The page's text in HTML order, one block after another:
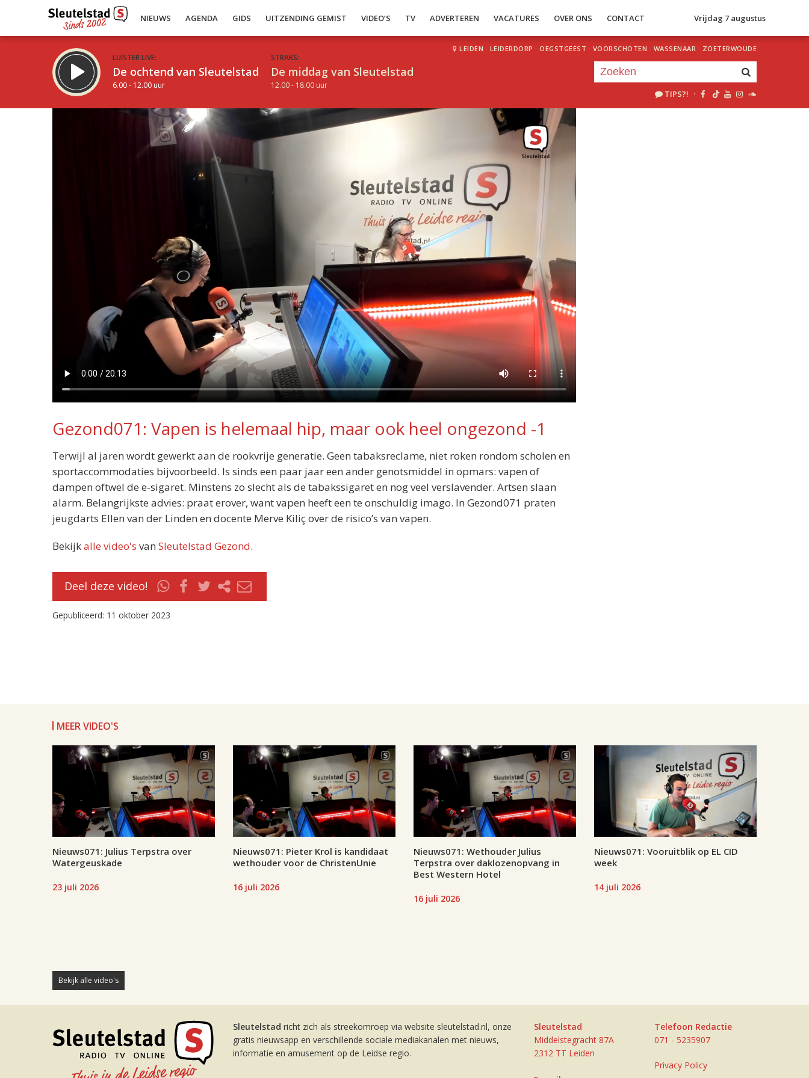
NIEUWS AGENDA GIDS UITZENDING GEMIST VIDEO’S TV ADVERTEREN VACATURES OVER ONS CONTACT Vrijdag 7 augustus
LUISTER LIVE:
De ochtend van Sleutelstad
6.00 - 12.00 uur
STRAKS:
De middag van Sleutelstad
12.00 - 18.00 uur
LEIDEN · LEIDERDORP · OEGSTGEEST · VOORSCHOTEN · WASSENAAR · ZOETERWOUDE
TIPS?! ·
Gezond071: Vapen is helemaal hip, maar ook heel ongezond -1
Terwijl al jaren wordt gewerkt aan de rookvrije generatie. Geen tabaksreclame, niet roken rondom scholen en
sportaccommodaties bijvoorbeeld. Is sinds een paar jaar een ander genotsmiddel in opmars: vapen of
dampen oftwel de e-sigaret. Minstens zo slecht als de tabakssigaret en nog veel verslavender. Artsen slaan
alarm. Belangrijkste advies: praat erover, want vapen heeft een te onschuldig imago. In Gezond071 praten
jeugdarts Ellen van der Linden en docente Merve Kiliç over de risico’s van vapen.
Bekijkalle video's van Sleutelstad Gezond.
Deel deze video!
Gepubliceerd: 11 oktober 2023
MEER VIDEO'S
Nieuws071: Julius Terpstra over
Watergeuskade
23 juli 2026
Nieuws071: Pieter Krol is kandidaat
wethouder voor de ChristenUnie
16 juli 2026
Nieuws071: Wethouder Julius
Terpstra over daklozenopvang in
Best Western Hotel
16 juli 2026
Nieuws071: Vooruitblik op EL CID
week
14 juli 2026
Bekijk alle video's
Sleutelstad richt zich als streekomroep via website sleutelstad.nl, onze
gratis nieuwsapp en verschillende sociale mediakanalen met nieuws,
informatie en amusement op de Leidse regio.
Sleutelstad
Middelstegracht 87A
2312 TT Leiden
Telefoon Redactie
071 - 5235907
Privacy Policy